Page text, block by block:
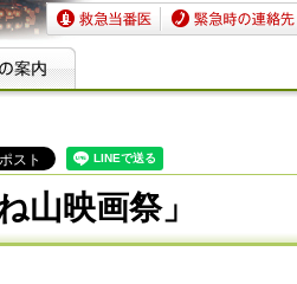
救急当番医 緊急時の連絡先
山映画祭」